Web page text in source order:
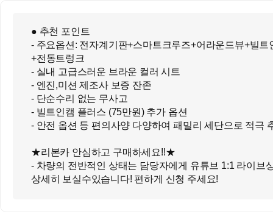
● 추천 포인트
- 주요옵션: 전자계기판+스마트크루즈+어라운드뷰+빌트
+전동트렁크
- 실내 고급스러운 브라운 컬러 시트
- 엔진,미션 제조사 보증 잔존
- 단순수리 없는 무사고
- 빌트인캠 플러스 (75만원) 추가 옵션
- 안전 옵션 등 편의사양 다양하여 패밀리 세단으로 적극
★리본카 안심하고 구매하세요!!★
- 차량의 전반적인 상태는 담당자에게 유튜브 1:1 라이브
상세히 보실수있습니다! 편하게 신청 주세요!